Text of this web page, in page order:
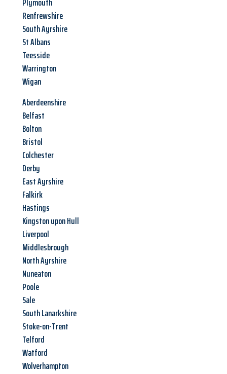
Renfrewshire
South Ayrshire
St Albans
Teesside
Warrington
Wigan
Aberdeenshire
Belfast
Bolton
Bristol
Colchester
Derby
East Ayrshire
Falkirk
Hastings
Kingston upon Hull
Liverpool
Middlesbrough
North Ayrshire
Nuneaton
Poole
Sale
South Lanarkshire
Stoke-on-Trent
Telford
Watford
Wolverhampton